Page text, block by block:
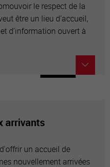
le respect de la
être un lieu d’accueil,
d’information ouvert à
arrivants
un accueil de
nouvellement arrivées